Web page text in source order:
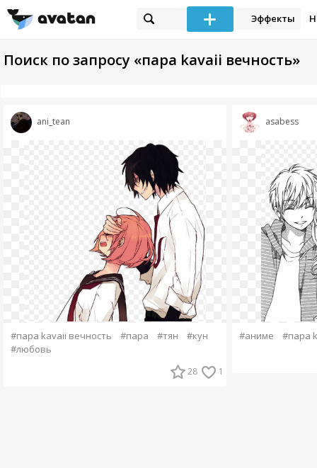
Эффекты
Поиск по запросу «пара kavaii вечность»
ani_tean
#пара kavaii вечность #пара #тян
#кун
#любовь
28 1
asabess
#аниме #пара